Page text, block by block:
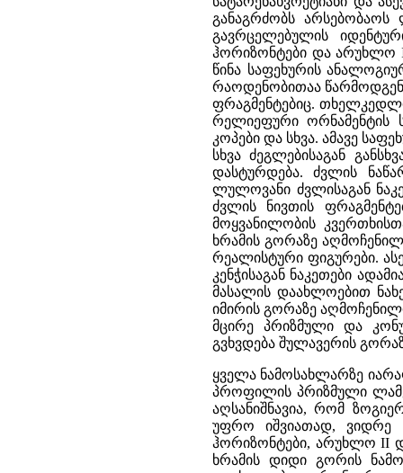
განაგრძობს
გავრცელებულის
ჰორიზონტები და არუხლო
წინა საფეხურის
რაოდენობითაა
ფრაგმენტებიც.
რელიეფური ორნამენტის
კოპები და სხვა. ამავე
სხვა ძეგლებისაგან
დასტურდება. ძვლის
ლულოვანი ძვლისაგან
ძვლის ნივთის
მოყვანილობის
ხრამის გორაზე
რეალისტური ფიგურები.
კენჭისაგან ნაკეთები
მასალის დაახლოებით
იმირის გორაზე
მცირე პრიზმული და
გვხვდება შულავერის
ყველა ნამოსახლარზე
პროფილის პრიზმული
აღსანიშნავია, რომ
უფრო იშვიათად, ვიდრე
ჰორიზონტები, არუხლო II
ხრამის დიდი გორის